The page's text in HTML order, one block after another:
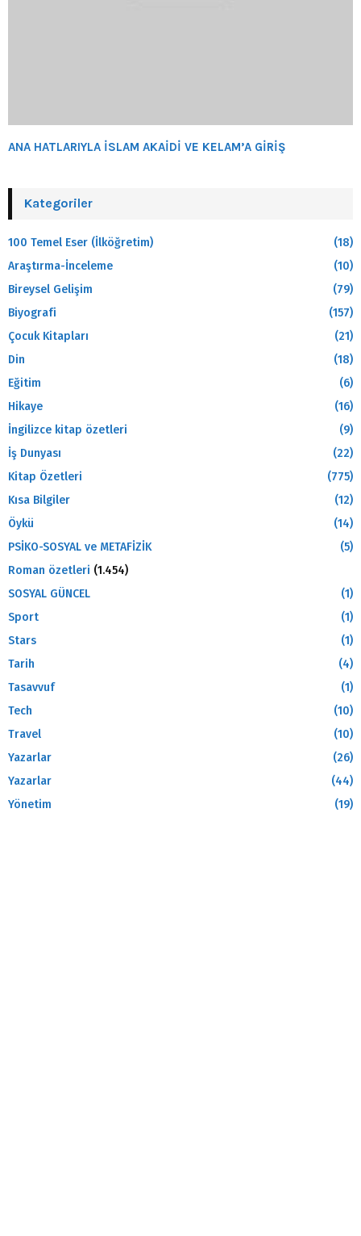
ANA HATLARIYLA İSLAM AKAİDİ VE KELAM’A GİRİŞ
Kategoriler
100 Temel Eser (İlköğretim)
(18)
Araştırma-İnceleme
(10)
Bireysel Gelişim
(79)
Biyografi
(157)
Çocuk Kitapları
(21)
Din
(18)
Eğitim
(6)
Hikaye
(16)
İngilizce kitap özetleri
(9)
İş Dunyası
(22)
Kitap Özetleri
(775)
Kısa Bilgiler
(12)
Öykü
(14)
PSİKO-SOSYAL ve METAFİZİK
(5)
Roman özetleri (1.454)
SOSYAL GÜNCEL
(1)
Sport
(1)
Stars
(1)
Tarih
(4)
Tasavvuf
(1)
Tech
(10)
Travel
(10)
Yazarlar
(26)
Yazarlar
(44)
Yönetim
(19)